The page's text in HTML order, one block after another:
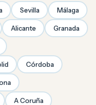
Sevilla Málaga
Alicante Granada
Córdoba
A Coruña